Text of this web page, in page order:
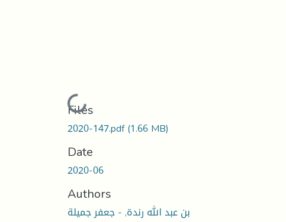
Loading...
Files
2020-147.pdf(1.66 MB)
Date
2020-06
Authors
بن عبد الله رندة, - جعفر جميلة